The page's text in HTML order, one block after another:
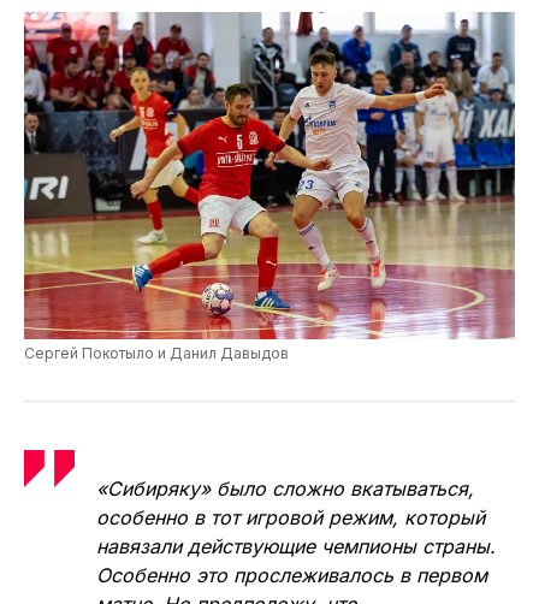
сказывается. В высшей лиге, при всём
моём уважении к турниру, всё равно
уровень пониже.
Сергей Покотыло и Данил Давыдов